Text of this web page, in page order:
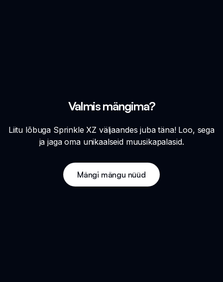
Valmis mängima?
Liitu lõbuga Sprinkle XZ väljaandes juba täna! Loo, sega
ja jaga oma unikaalseid muusikapalasid.
Mängi mängu nüüd